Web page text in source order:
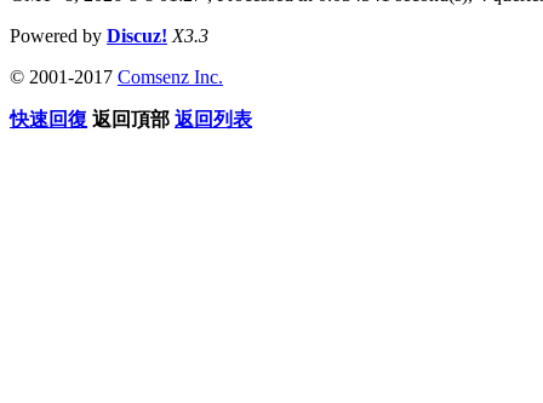
Powered by Discuz! X3.3
© 2001-2017 Comsenz Inc.
快速回復 返回頂部 返回列表